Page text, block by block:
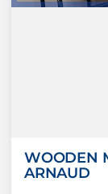
WOODEN
ARNAUD